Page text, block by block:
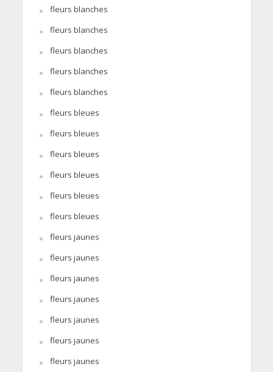
fleurs blanches
fleurs blanches
fleurs blanches
fleurs blanches
fleurs blanches
fleurs bleues
fleurs bleues
fleurs bleues
fleurs bleues
fleurs bleues
fleurs bleues
fleurs jaunes
fleurs jaunes
fleurs jaunes
fleurs jaunes
fleurs jaunes
fleurs jaunes
fleurs jaunes